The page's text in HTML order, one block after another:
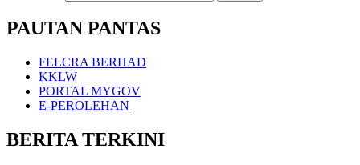
PAUTAN PANTAS
FELCRA BERHAD
KKLW
PORTAL MYGOV
E-PEROLEHAN
BERITA TERKINI